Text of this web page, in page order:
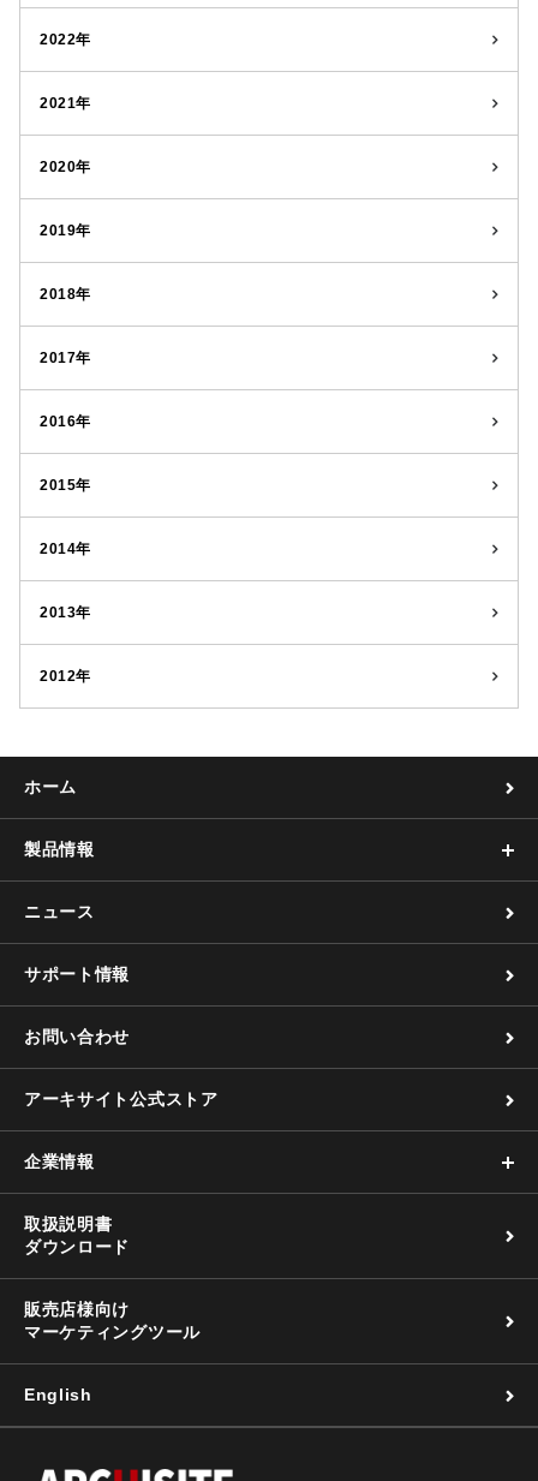
2022年
2021年
2020年
2019年
2018年
2017年
2016年
2015年
2014年
2013年
2012年
ホーム
製品情報
ニュース
サポート情報
お問い合わせ
アーキサイト公式ストア
企業情報
取扱説明書
ダウンロード
販売店様向け
マーケティングツール
English